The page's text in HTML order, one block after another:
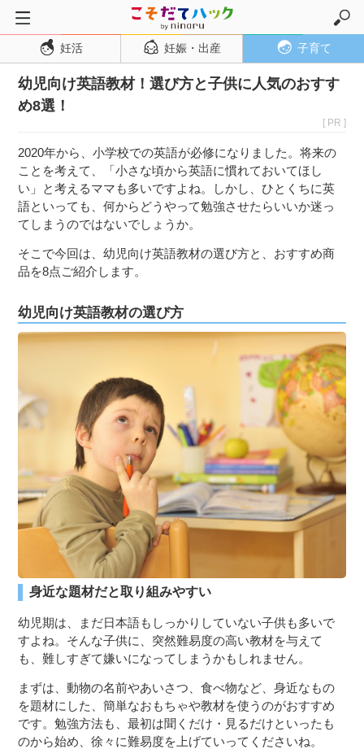
トップページ
妊活
妊娠・出産
妊娠初期
妊娠中期
妊娠後期
出産
子育て・育児
０歳児
１歳児
７〜１２歳児
妊活 妊娠・出産 子育て
幼児向け英語教材！選び方と子供に人気のおすす
め8選！
[ PR ]
2020年から、小学校での英語が必修になりました。将来の
ことを考えて、「小さな頃から英語に慣れておいてほし
い」と考えるママも多いですよね。しかし、ひとくちに英
語といっても、何からどうやって勉強させたらいいか迷っ
てしまうのではないでしょうか。
そこで今回は、幼児向け英語教材の選び方と、おすすめ商
品を8点ご紹介します。
幼児向け英語教材の選び方
身近な題材だと取り組みやすい
幼児期は、まだ日本語もしっかりしていない子供も多いで
すよね。そんな子供に、突然難易度の高い教材を与えて
も、難しすぎて嫌いになってしまうかもしれません。
まずは、動物の名前やあいさつ、食べ物など、身近なもの
を題材にした、簡単なおもちゃや教材を使うのがおすすめ
です。勉強方法も、最初は聞くだけ・見るだけといったも
のから始め、徐々に難易度を上げていってくださいね。